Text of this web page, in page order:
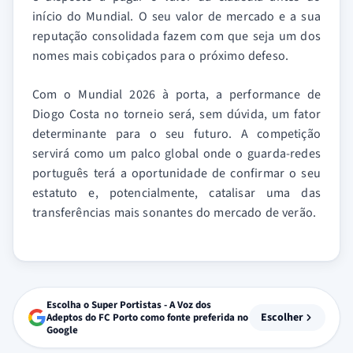
início do Mundial. O seu valor de mercado e a sua
reputação consolidada fazem com que seja um dos
nomes mais cobiçados para o próximo defeso.
Com o Mundial 2026 à porta, a performance de
Diogo Costa no torneio será, sem dúvida, um fator
determinante para o seu futuro. A competição
servirá como um palco global onde o guarda-redes
português terá a oportunidade de confirmar o seu
estatuto e, potencialmente, catalisar uma das
transferências mais sonantes do mercado de verão.
Escolha o Super Portistas - A Voz dos
Adeptos do FC Porto como fonte preferida no
Google
Escolher